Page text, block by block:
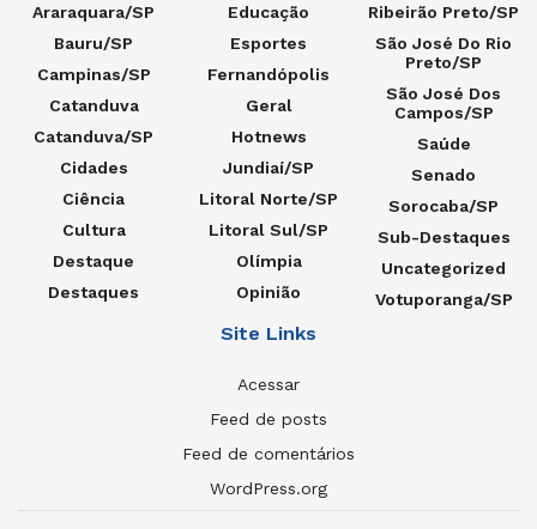
Araraquara/SP
Bauru/SP
Campinas/SP
Catanduva
Catanduva/SP
Cidades
Ciência
Cultura
Destaque
Destaques
Educação
Esportes
Fernandópolis
Geral
Hotnews
Jundiaí/SP
Litoral Norte/SP
Litoral Sul/SP
Olímpia
Opinião
Ribeirão Preto/SP
São José Do Rio
Preto/SP
São José Dos
Campos/SP
Saúde
Senado
Sorocaba/SP
Sub-Destaques
Uncategorized
Votuporanga/SP
Site Links
Acessar
Feed de posts
Feed de comentários
WordPress.org